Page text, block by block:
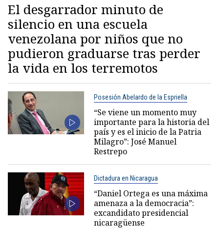
El desgarrador minuto de
silencio en una escuela
venezolana por niños que no
pudieron graduarse tras perder
la vida en los terremotos
Posesión Abelardo de la Espriella
“Se viene un momento muy
importante para la historia del
país y es el inicio de la Patria
Milagro”: José Manuel
Restrepo
Dictadura en Nicaragua
“Daniel Ortega es una máxima
amenaza a la democracia”:
excandidato presidencial
nicaragüense